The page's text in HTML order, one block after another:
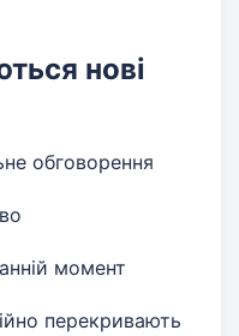
нові
обговорення
момент
перекривають